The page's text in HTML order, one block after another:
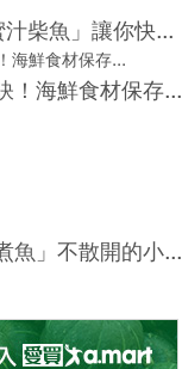
柴魚」讓你快...
！海鮮食材保存...
魚」不散開的小...